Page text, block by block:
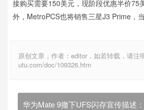
接购买需要150美元，现阶段优惠半价75
外，MetroPCS也将销售三星J3 Prime，
原创文章，作者：editor，如若转载，请注
utu.com/doc/109326.htm
华为Mate 9撤下UFS闪存宣传描述